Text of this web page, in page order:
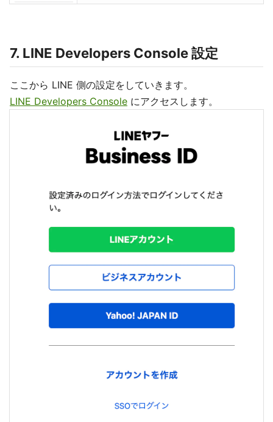
7. LINE Developers Console 設定
ここから LINE 側の設定をしていきます。
LINE Developers Console にアクセスします。